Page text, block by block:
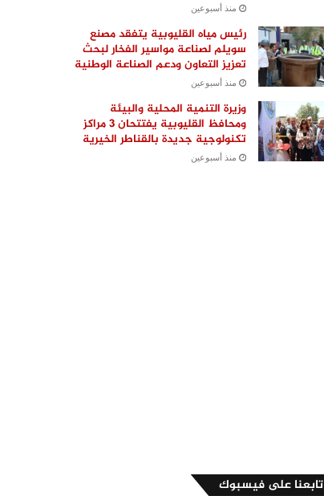
منذ أسبوعين
رئيس مياه القليوبية يتفقد مصنع
سويلم لصناعة مواسير الفخار لبحث
تعزيز التعاون ودعم الصناعة الوطنية
منذ أسبوعين
وزيرة التنمية المحلية والبيئة
ومحافظ القليوبية يفتتحان 3 مراكز
تكنولوجية جديدة بالقناطر الخيرية
منذ أسبوعين
تابعنا على فيسبوك